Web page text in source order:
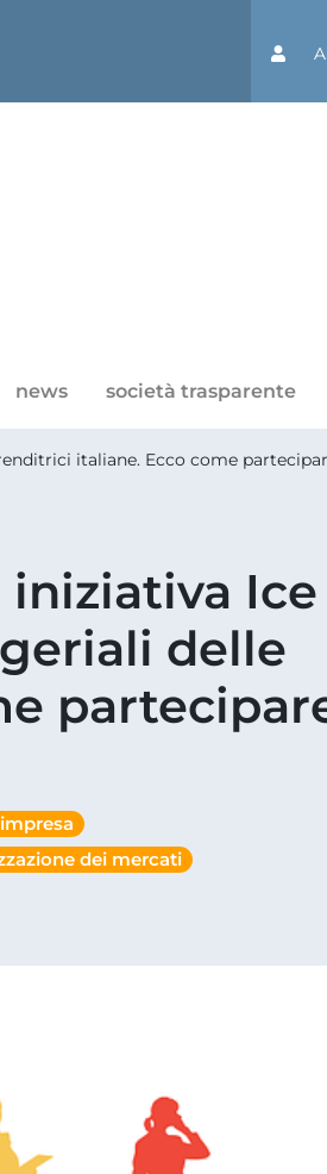
news società trasparente
italiane. Ecco come
delle
dei mercati